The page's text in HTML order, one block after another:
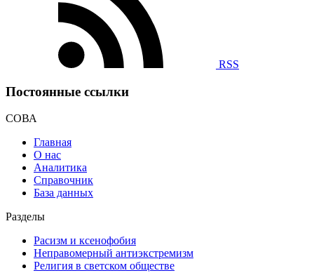
RSS
Постоянные ссылки
СОВА
Главная
О нас
Аналитика
Справочник
База данных
Разделы
Расизм и ксенофобия
Неправомерный антиэкстремизм
Религия в светском обществе